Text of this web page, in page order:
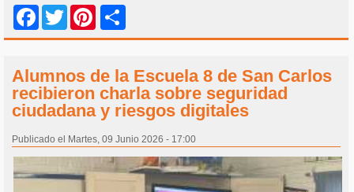
Facebook
Twitter Pinterest
Alumnos de la Escuela 8 de San Carlos
recibieron charla sobre seguridad
ciudadana y riesgos digitales
Publicado el Martes, 09 Junio 2026 - 17:00